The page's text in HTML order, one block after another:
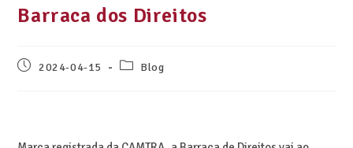
Barraca dos Direitos
2024-04-15 Blog